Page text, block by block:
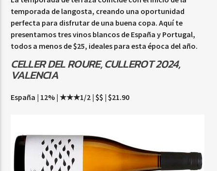
Beone Radio
temporada de langosta, creando una oportunidad
perfecta para disfrutar de una buena copa. Aquí te
presentamos tres vinos blancos de España y Portugal,
todos a menos de $25, ideales para esta época del año.
CELLER DEL ROURE, CULLEROT 2024,
VALENCIA
España | 12% | ★★★1/2 | $$ | $21.90